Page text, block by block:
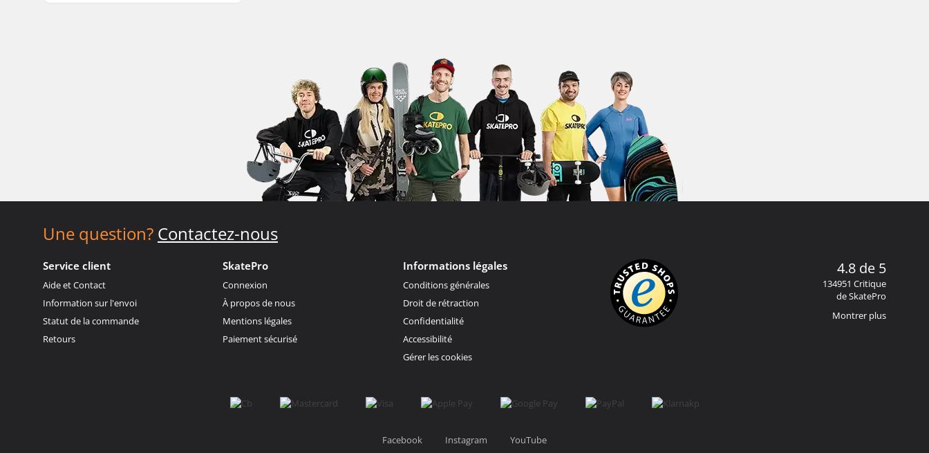
Une question? Contactez-nous
Service client
Aide et Contact
Information sur l'envoi
Statut de la commande
Retours
SkatePro
Connexion
À propos de nous
Mentions légales
Paiement sécurisé
Informations légales
Conditions générales
Droit de rétraction
Confidentialité
Accessibilité
Gérer les cookies
4.8 de 5
134951 Critique
de SkatePro
Montrer plus
Facebook Instagram YouTube